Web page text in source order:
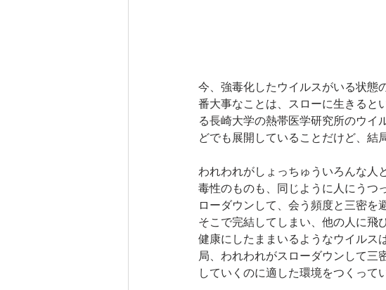
今、強毒化したウイルスがいる状態
番大事なことは、スローに生きると
る長崎大学の熱帯医学研究所のウイ
どでも展開していることだけど、結
われわれがしょっちゅういろんな人
毒性のものも、同じように人にうつ
ローダウンして、会う頻度と三密を
そこで完結してしまい、他の人に飛
健康にしたままいるようなウイルス
局、われわれがスローダウンして三
していくのに適した環境をつくって